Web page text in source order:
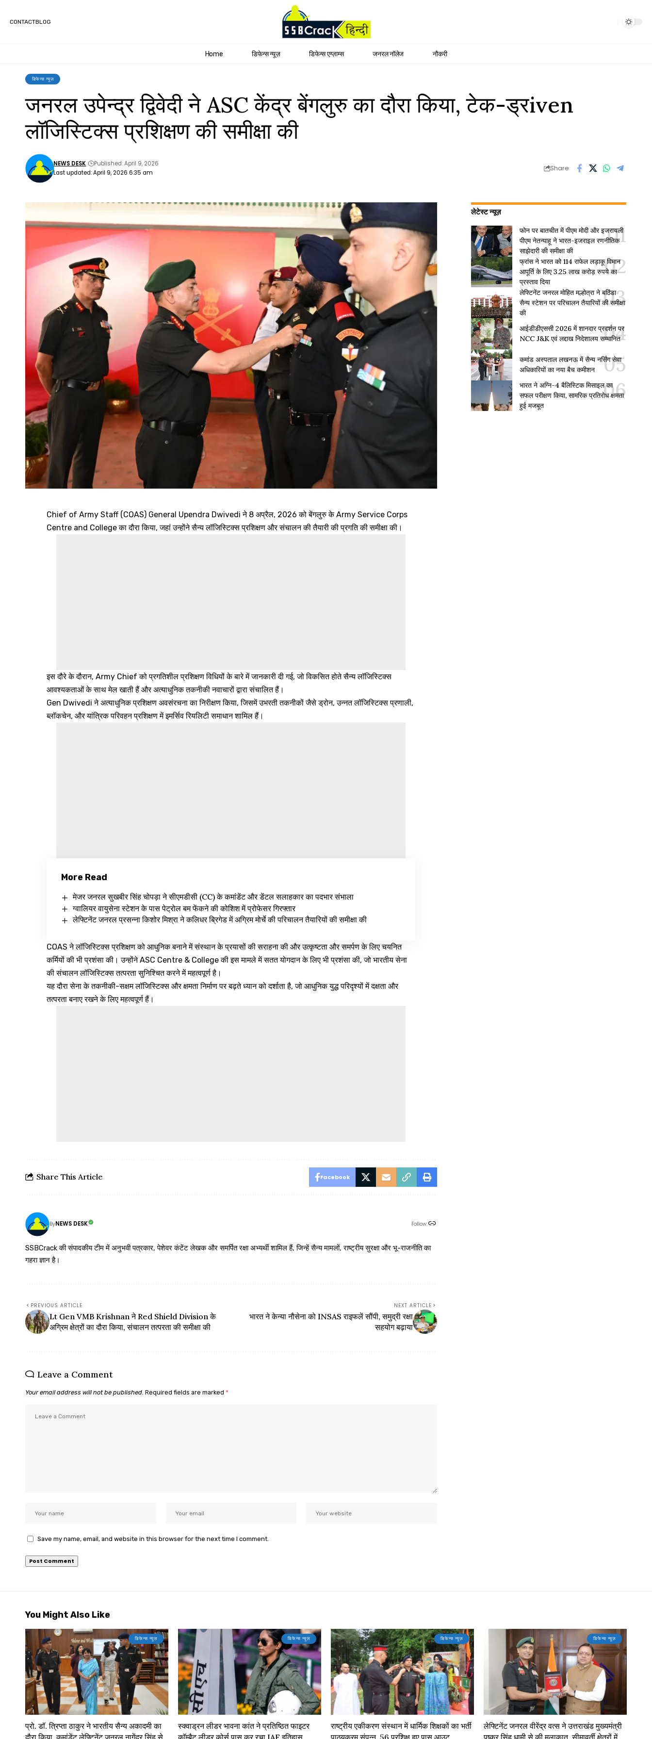
CONTACTBLOG
Home डिफेन्स न्यूज़ डिफेन्स एग्ज़ाम्स जनरल नॉलेज नौकरी
डिफेन्स न्यूज़
जनरल उपेन्द्र द्विवेदी ने ASC केंद्र बेंगलुरु का दौरा किया, टेक-ड्रiven
लॉजिस्टिक्स प्रशिक्षण की समीक्षा की
Last updated: April 9, 2026 6:35 am
NEWS DESK Published: April 9, 2026
Share
Chief of Army Staff (COAS) General Upendra Dwivedi ने 8 अप्रैल, 2026 को बेंगलुरु के Army Service Corps
Centre and College का दौरा किया, जहां उन्होंने सैन्य लॉजिस्टिक्स प्रशिक्षण और संचालन की तैयारी की प्रगति की समीक्षा की।
इस दौरे के दौरान, Army Chief को प्रगतिशील प्रशिक्षण विधियों के बारे में जानकारी दी गई, जो विकसित होते सैन्य लॉजिस्टिक्स
आवश्यकताओं के साथ मेल खाती हैं और अत्याधुनिक तकनीकी नवाचारों द्वारा संचालित हैं।
Gen Dwivedi ने अत्याधुनिक प्रशिक्षण अवसंरचना का निरीक्षण किया, जिसमें उभरती तकनीकों जैसे ड्रोन, उन्नत लॉजिस्टिक्स प्रणाली,
ब्लॉकचेन, और यांत्रिक परिवहन प्रशिक्षण में इमर्सिव रियलिटी समाधान शामिल हैं।
More Read
मेजर जनरल सुखबीर सिंह चोपड़ा ने सीएमडीसी (CC) के कमांडेंट और डेंटल सलाहकार का पदभार संभाला
ग्वालियर वायुसेना स्टेशन के पास पेट्रोल बम फेंकने की कोशिश में प्रोफेसर गिरफ्तार
लेफ्टिनेंट जनरल प्रसन्ना किशोर मिश्रा ने कलिधर ब्रिगेड में अग्रिम मोर्चे की परिचालन तैयारियों की समीक्षा की
COAS ने लॉजिस्टिक्स प्रशिक्षण को आधुनिक बनाने में संस्थान के प्रयासों की सराहना की और उत्कृष्टता और समर्पण के लिए चयनित
कर्मियों की भी प्रशंसा की। उन्होंने ASC Centre & College की इस मामले में सतत योगदान के लिए भी प्रशंसा की, जो भारतीय सेना
की संचालन लॉजिस्टिक्स तत्परता सुनिश्चित करने में महत्वपूर्ण है।
यह दौरा सेना के तकनीकी-सक्षम लॉजिस्टिक्स और क्षमता निर्माण पर बढ़ते ध्यान को दर्शाता है, जो आधुनिक युद्ध परिदृश्यों में दक्षता और
तत्परता बनाए रखने के लिए महत्वपूर्ण हैं।
Share This Article Facebook
ByNEWS DESK Follow:
SSBCrack की संपादकीय टीम में अनुभवी पत्रकार, पेशेवर कंटेंट लेखक और समर्पित रक्षा अभ्यर्थी शामिल हैं, जिन्हें सैन्य मामलों, राष्ट्रीय सुरक्षा और भू-राजनीति का
गहरा ज्ञान है।
PREVIOUS ARTICLE
Lt Gen VMB Krishnan ने Red Shield Division के
अग्रिम क्षेत्रों का दौरा किया, संचालन तत्परता की समीक्षा की
NEXT ARTICLE
भारत ने केन्या नौसेना को INSAS राइफलें सौंपी, समुद्री रक्षा
सहयोग बढ़ाया
Leave a Comment
Your email address will not be published. Required fields are marked *
Save my name, email, and website in this browser for the next time I comment.
लेटेस्ट न्यूज़
फोन पर बातचीत में पीएम मोदी और इजरायली
पीएम नेतन्याहू ने भारत-इजराइल रणनीतिक
साझेदारी की समीक्षा की
फ्रांस ने भारत को 114 राफेल लड़ाकू विमान
आपूर्ति के लिए 3.25 लाख करोड़ रुपये का
प्रस्ताव दिया
लेफ्टिनेंट जनरल मोहित मल्होत्रा ने बठिंडा
सैन्य स्टेशन पर परिचालन तैयारियों की समीक्षा
की
आईडीडीएससी 2026 में शानदार प्रदर्शन पर
NCC J&K एवं लद्दाख निदेशालय सम्मानित
कमांड अस्पताल लखनऊ में सैन्य नर्सिंग सेवा
अधिकारियों का नया बैच कमीशन
भारत ने अग्नि-4 बैलिस्टिक मिसाइल का
सफल परीक्षण किया, सामरिक प्रतिरोध क्षमता
हुई मजबूत
You Might Also Like
डिफेन्स न्यूज़
प्रो. डॉ. त्रिप्ता ठाकुर ने भारतीय सैन्य अकादमी का
दौरा किया, कमांडेंट लेफ्टिनेंट जनरल नागेंद्र सिंह से
डिफेन्स न्यूज़
स्क्वाड्रन लीडर भावना कांत ने प्रतिष्ठित फाइटर
कॉम्बैट लीडर कोर्स पास कर रचा IAF इतिहास
डिफेन्स न्यूज़
राष्ट्रीय एकीकरण संस्थान में धार्मिक शिक्षकों का भर्ती
पाठ्यक्रम संपन्न, 56 प्रशिक्षु हुए पास आउट
डिफेन्स न्यूज़
लेफ्टिनेंट जनरल वीरेंद्र वत्स ने उत्तराखंड मुख्यमंत्री
पुष्कर सिंह धामी से की मुलाकात, सीमावर्ती क्षेत्रों में